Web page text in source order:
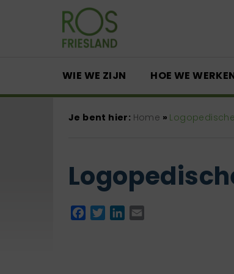
WIE WE ZIJN HOE WE
Je bent hier: Home »
Facebook
TwitterLinkedIn